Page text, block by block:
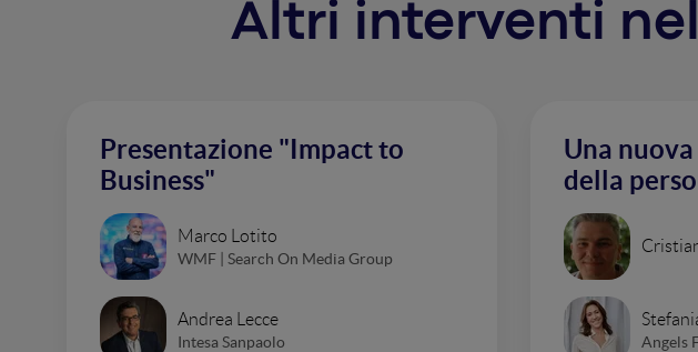
Altri interventi
Presentazione "Impact to
Business"
Marco Lotito
WMF | Search On Media Group
Andrea Lecce
Intesa Sanpaolo
Una
della
Angels